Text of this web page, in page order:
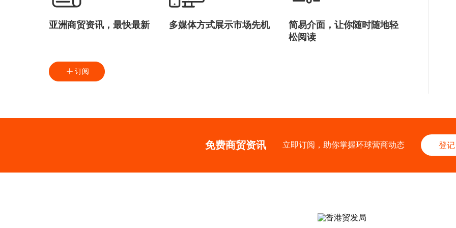
亚洲商贸资讯，最快最新 多媒体方式展示市场先机
简易介面，让你随时随地轻
松阅读
订阅
免费商贸资讯 立即订阅，助你掌握环球营商动态 登记